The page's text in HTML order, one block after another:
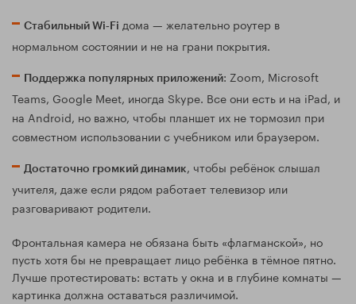
Стабильный Wi‑Fi дома — желательно роутер в
нормальном состоянии и не на грани покрытия.
Поддержка популярных приложений: Zoom, Microsoft
Teams, Google Meet, иногда Skype. Все они есть и на iPad, и
на Android, но важно, чтобы планшет их не тормозил при
совместном использовании с учебником или браузером.
Достаточно громкий динамик, чтобы ребёнок слышал
учителя, даже если рядом работает телевизор или
разговаривают родители.
Фронтальная камера не обязана быть «флагманской», но
пусть хотя бы не превращает лицо ребёнка в тёмное пятно.
Лучше протестировать: встать у окна и в глубине комнаты —
картинка должна оставаться различимой.